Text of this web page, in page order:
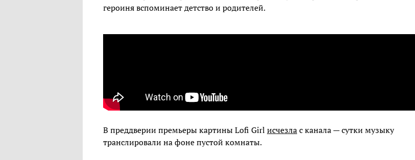
героиня вспоминает детство и родителей.
В преддверии премьеры картины Lofi Girl исчезлас канала — сутки музыку
транслировали на фоне пустой комнаты.